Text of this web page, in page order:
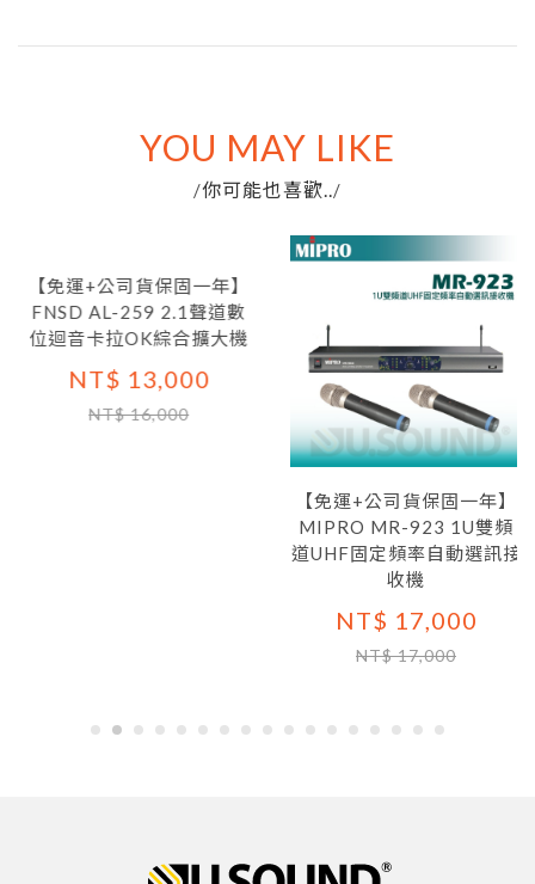
YOU MAY LIKE
/你可能也喜歡../
【免運+公司貨保固一年】
FNSD AL-259 2.1聲道數
位迴音卡拉OK綜合擴大機
NT$ 13,000
NT$ 16,000
【免運+公司貨保固一年】
MIPRO MR-923 1U雙頻
道UHF固定頻率自動選訊接
收機
NT$ 17,000
NT$ 17,000